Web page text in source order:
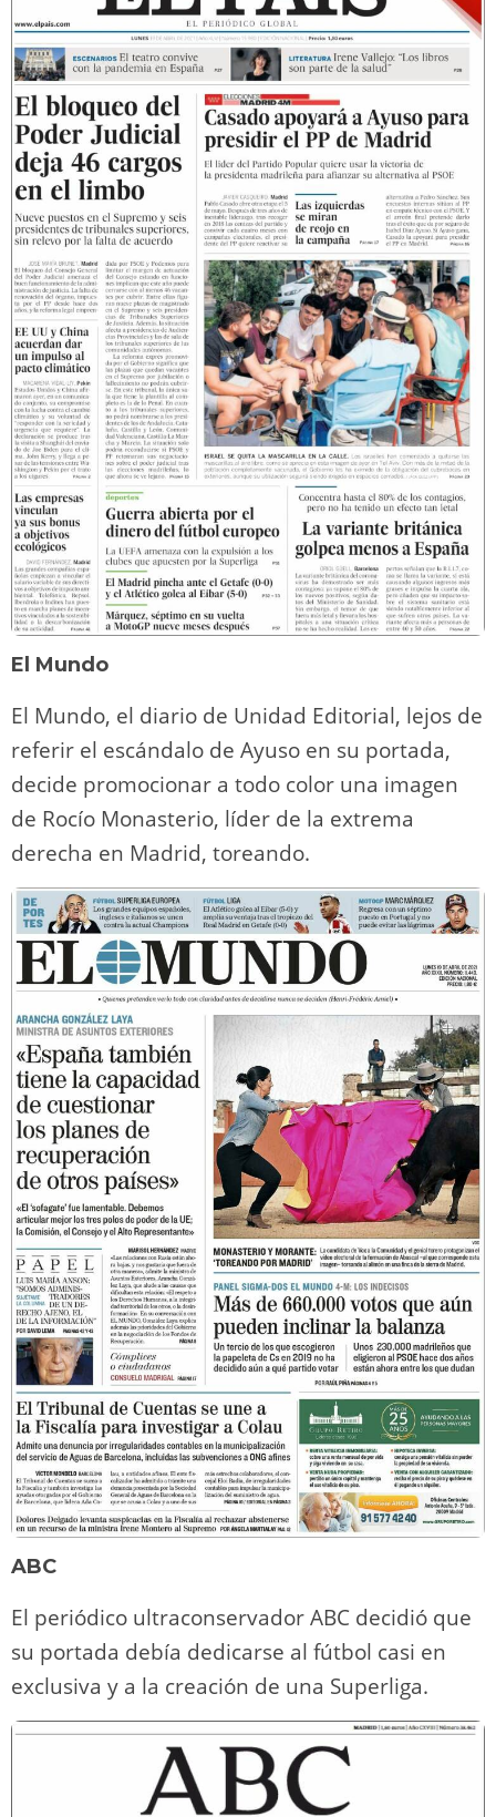
El Mundo
El Mundo, el diario de Unidad Editorial, lejos de
referir el escándalo de Ayuso en su portada,
decide promocionar a todo color una imagen
de Rocío Monasterio, líder de la extrema
derecha en Madrid, toreando.
ABC
El periódico ultraconservador ABC decidió que
su portada debía dedicarse al fútbol casi en
exclusiva y a la creación de una Superliga.